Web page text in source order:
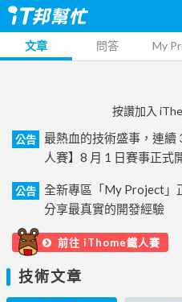
文章 問答 My
按讚加入
公告
最熱血的技術盛事，連續
人賽】8 月 1 日賽事正式
公告
全新專區「My Project」
分享最真實的開發經驗
前往 iThome鐵人賽
技術文章